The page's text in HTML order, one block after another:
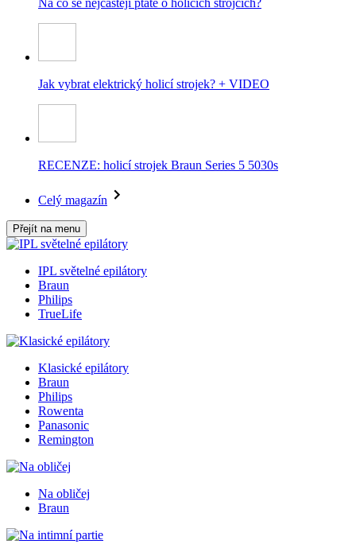
Jak vybrat elektrický holicí strojek? + VIDEO
RECENZE: holicí strojek Braun Series 5 5030s
Celý magazín
Přejít na menu
IPL světelné epilátory
Braun
Philips
TrueLife
Klasické epilátory
Braun
Philips
Rowenta
Panasonic
Remington
Na obličej
Braun